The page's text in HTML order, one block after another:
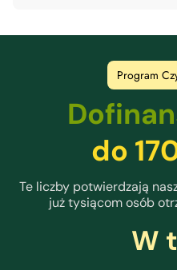
Program
do
Te liczby potwierdzają
już tysiącom osób
W